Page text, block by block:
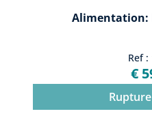
Alimentation:
Ref :
€